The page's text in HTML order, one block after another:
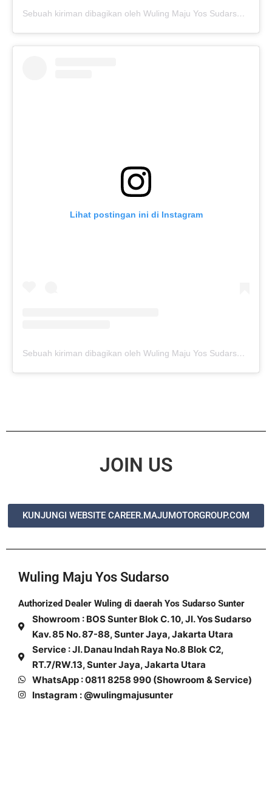
Sebuah kiriman dibagikan oleh Wuling Maju Yos Sudarso (@wulingmajusunter)
Lihat postingan ini di Instagram
Sebuah kiriman dibagikan oleh Wuling Maju Yos Sudarso (@wulingmajusunter)
JOIN US
KUNJUNGI WEBSITE CAREER.MAJUMOTORGROUP.COM
Wuling Maju Yos Sudarso
Authorized Dealer Wuling di daerah Yos Sudarso Sunter
Showroom : BOS Sunter Blok C. 10, Jl. Yos Sudarso
Kav. 85 No. 87-88, Sunter Jaya, Jakarta Utara
Service : Jl. Danau Indah Raya No.8 Blok C2,
RT.7/RW.13, Sunter Jaya, Jakarta Utara
WhatsApp : 0811 8258 990 (Showroom & Service)
Instagram : @wulingmajusunter